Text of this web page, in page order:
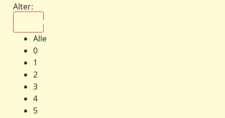
Alter:
Alle
0
1
2
3
4
5